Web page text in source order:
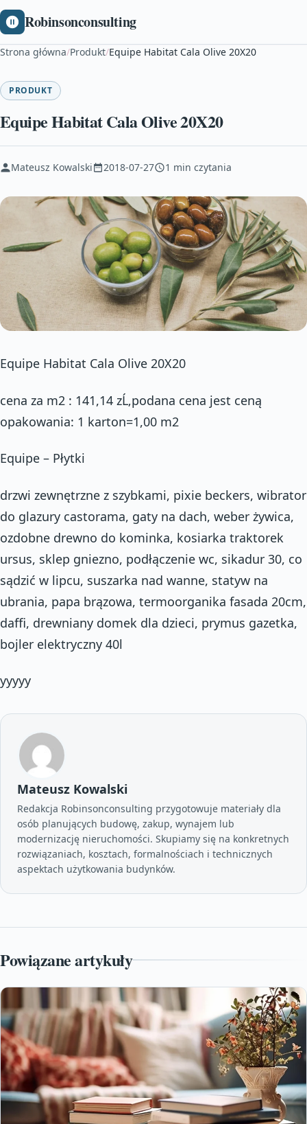
Robinsonconsulting
Strona główna/Produkt/Equipe Habitat Cala Olive 20X20
PRODUKT
Equipe Habitat Cala Olive 20X20
Mateusz Kowalski 2018-07-27 1 min czytania
Equipe Habitat Cala Olive 20X20
cena za m2 : 141,14 zĹ‚podana cena jest ceną
opakowania: 1 karton=1,00 m2
Equipe – Płytki
drzwi zewnętrzne z szybkami, pixie beckers, wibrator
do glazury castorama, gaty na dach, weber żywica,
ozdobne drewno do kominka, kosiarka traktorek
ursus, sklep gniezno, podłączenie wc, sikadur 30, co
sądzić w lipcu, suszarka nad wanne, statyw na
ubrania, papa brązowa, termoorganika fasada 20cm,
daffi, drewniany domek dla dzieci, prymus gazetka,
bojler elektryczny 40l
yyyyy
Mateusz Kowalski
Redakcja Robinsonconsulting przygotowuje materiały dla
osób planujących budowę, zakup, wynajem lub
modernizację nieruchomości. Skupiamy się na konkretnych
rozwiązaniach, kosztach, formalnościach i technicznych
aspektach użytkowania budynków.
Powiązane artykuły